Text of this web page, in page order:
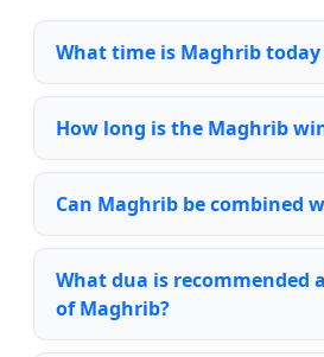
What time is Maghrib today
How long is the Maghrib
Can Maghrib be combined
What dua is recommended
of Maghrib?